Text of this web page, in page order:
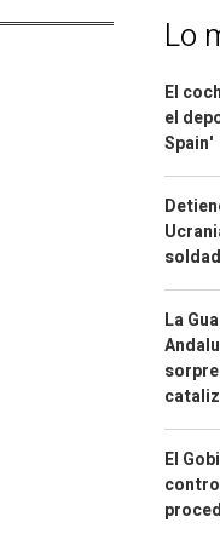
Lo
El
el
Spain'
La
El